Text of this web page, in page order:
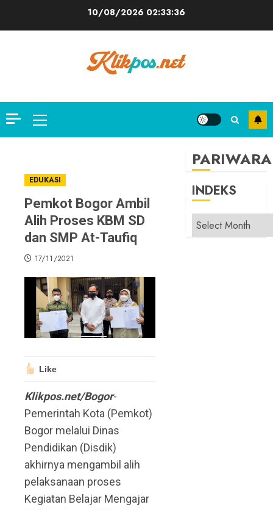
10/08/2026 02:33:37
Primary
Menu
EDUKASI
Pemkot Bogor Ambil
Alih Proses KBM SD
dan SMP At-Taufiq
17/11/2021
Like
Klikpos.net/Bogor-
Pemerintah Kota (Pemkot)
Bogor melalui Dinas
Pendidikan (Disdik)
akhirnya mengambil alih
pelaksanaan proses
Kegiatan Belajar Mengajar
PARIWARA
INDEKS
INDEKS